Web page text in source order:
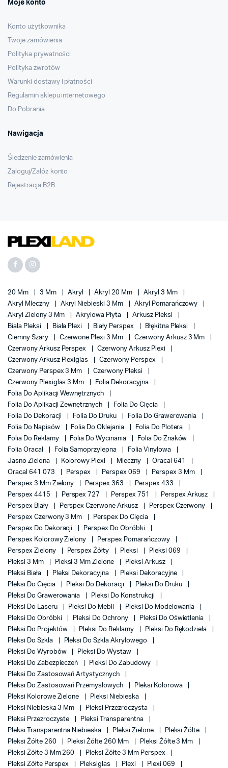
Moje konto
Konto użytkownika
Twoje zamówienia
Polityka prywatności
Polityka zwrotów
Warunki dostawy i płatności
Regulamin sklepu internetowego
Do Pobrania
Nawigacja
Śledzenie zamówienia
Zaloguj/Załóż konto
Rejestracja B2B
20 Mm 3 Mm Akryl Akryl 20 Mm
Akryl 3 Mm
Akryl Mleczny
Akryl Niebieski 3 Mm
Akryl Pomarańczowy
Akryl Zielony 3 Mm
Akrylowa Płyta
Arkusz Pleksi
Biała Pleksi
Biała Plexi Biały Perspex
Błękitna Pleksi
Ciemny Szary
Czerwone Plexi 3 Mm
Czerwony Arkusz 3 Mm
Czerwony Arkusz Perspex
Czerwony Arkusz Plexi
Czerwony Arkusz Plexiglas
Czerwony Perspex
Czerwony Perspex 3 Mm
Czerwony Pleksi
Czerwony Plexiglas 3 Mm
Folia Dekoracyjna
Folia Do Aplikacji Wewnętrznych
Folia Do Aplikacji Zewnętrznych
Folia Do Cięcia
Folia Do Dekoracji
Folia Do Druku
Folia Do Grawerowania
Folia Do Napisów
Folia Do Oklejania
Folia Do Plotera
Folia Do Reklamy
Folia Do Wycinania
Folia Do Znaków
Folia Oracal
Folia Samoprzylepna
Folia Vinylowa
Jasno Zielona
Kolorowy Plexi Mleczny
Oracal 641
Oracal 641 073
Perspex Perspex 069
Perspex 3 Mm
Perspex 3 Mm Zielony
Perspex 363
Perspex 433
Perspex 4415
Perspex 727 Perspex 751
Perspex Arkusz
Perspex Biały
Perspex Czerwone Arkusz
Perspex Czerwony
Perspex Czerwony 3 Mm
Perspex Do Cięcia
Perspex Do Dekoracji
Perspex Do Obróbki
Perspex Kolorowy Zielony
Perspex Pomarańczowy
Perspex Zielony
Perspex Żółty Pleksi
Pleksi 069
Pleksi 3 Mm
Pleksi 3 Mm Zielone
Pleksi Arkusz
Pleksi Biała
Pleksi Dekoracyjna
Pleksi Dekoracyjne
Pleksi Do Cięcia
Pleksi Do Dekoracji
Pleksi Do Druku
Pleksi Do Grawerowania
Pleksi Do Konstrukcji
Pleksi Do Laseru
Pleksi Do Mebli
Pleksi Do Modelowania
Pleksi Do Obróbki
Pleksi Do Ochrony
Pleksi Do Oświetlenia
Pleksi Do Projektów
Pleksi Do Reklamy
Pleksi Do Rękodzieła
Pleksi Do Szkła
Pleksi Do Szkła Akrylowego
Pleksi Do Wyrobów
Pleksi Do Wystaw
Pleksi Do Zabezpieczeń
Pleksi Do Zabudowy
Pleksi Do Zastosowań Artystycznych
Pleksi Do Zastosowań Przemysłowych
Pleksi Kolorowa
Pleksi Kolorowe Zielone
Pleksi Niebieska
Pleksi Niebieska 3 Mm
Pleksi Przezroczysta
Pleksi Przezroczyste
Pleksi Transparentna
Pleksi Transparentna Niebieska
Pleksi Zielone
Pleksi Żółte
Pleksi Żółte 260
Pleksi Żółte 260 Mm
Pleksi Żółte 3 Mm
Pleksi Żółte 3 Mm 260
Pleksi Żółte 3 Mm Perspex
Pleksi Żółte Perspex
Pleksiglas Plexi
Plexi 069